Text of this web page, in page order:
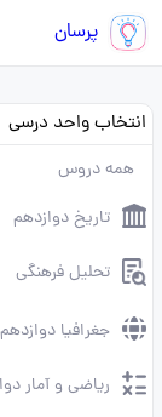
پرسان
انتخاب واحد درسی
همه دروس
تاریخ دوازدهم
تحلیل فرهنگی
جغرافیا دوازدهم
ریاضی و آمار